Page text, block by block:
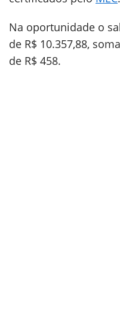
Na oportunidade o
de R$ 10.357,88,
de R$ 458.